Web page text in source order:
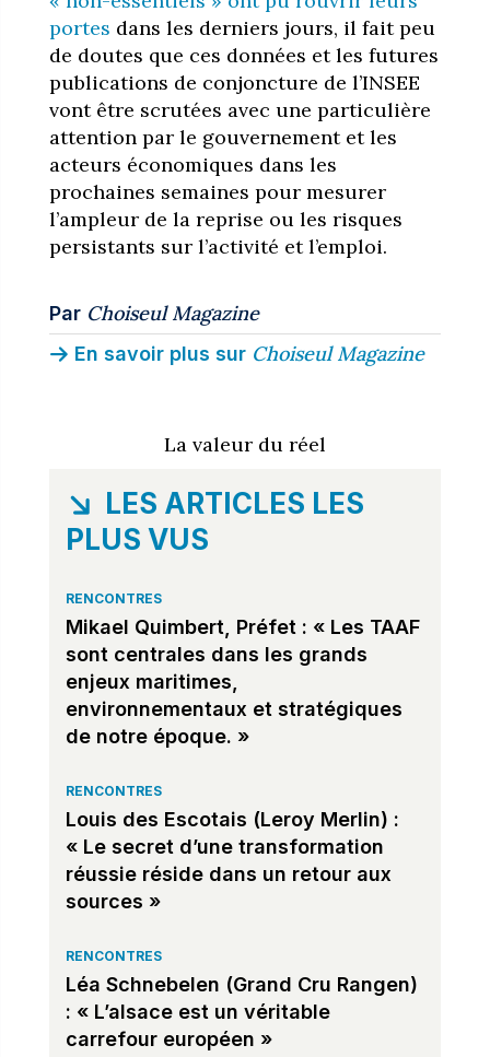
portes dans les derniers jours, il fait peu
de doutes que ces données et les futures
publications de conjoncture de l’INSEE
vont être scrutées avec une particulière
attention par le gouvernement et les
acteurs économiques dans les
prochaines semaines pour mesurer
l’ampleur de la reprise ou les risques
persistants sur l’activité et l’emploi.
Par Choiseul Magazine
En savoir plus sur Choiseul Magazine
La valeur du réel
LES ARTICLES LES
PLUS VUS
RENCONTRES
Mikael Quimbert, Préfet : « Les TAAF
sont centrales dans les grands
enjeux maritimes,
environnementaux et stratégiques
de notre époque. »
RENCONTRES
Louis des Escotais (Leroy Merlin) :
« Le secret d’une transformation
réussie réside dans un retour aux
sources »
RENCONTRES
Léa Schnebelen (Grand Cru Rangen)
: « L’alsace est un véritable
carrefour européen »